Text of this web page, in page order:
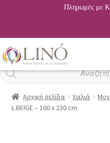
Πληρωμές με
Αναζήτηση
προϊόντων
Αρχική σελίδα Χαλιά
L.BEIGE – 160 x 230 cm